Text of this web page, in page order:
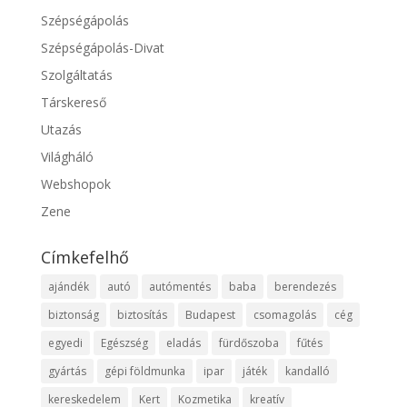
Szépségápolás
Szépségápolás-Divat
Szolgáltatás
Társkereső
Utazás
Világháló
Webshopok
Zene
Címkefelhő
ajándék autó autómentés baba
berendezés
biztonság
biztosítás Budapest csomagolás
cég
egyedi
Egészség eladás fürdőszoba
fűtés
gyártás
gépi földmunka ipar játék
kandalló
kereskedelem
Kert Kozmetika kreatív